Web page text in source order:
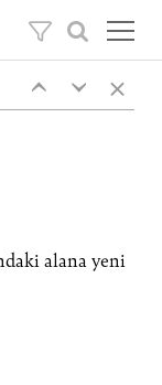
‹
‹ ×
alana yeni